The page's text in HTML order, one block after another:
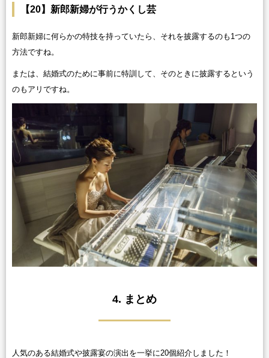
【20】新郎新婦が行うかくし芸
新郎新婦に何らかの特技を持っていたら、それを披露するのも1つの
方法ですね。
または、結婚式のために事前に特訓して、そのときに披露するという
のもアリですね。
4. まとめ
人気のある結婚式や披露宴の演出を一挙に20個紹介しました！